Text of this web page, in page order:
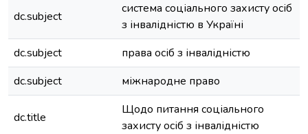
dc.subject
система соціального захисту осіб
з інвалідністю в Україні
dc.subject
права осіб з інвалідністю
dc.subject
міжнародне право
dc.title
Щодо питання соціального
захисту осіб з інвалідністю